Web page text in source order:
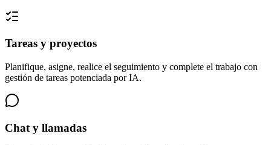
Tareas y proyectos
Planifique, asigne, realice el seguimiento y complete el trabajo con
gestión de tareas potenciada por IA.
Chat y llamadas